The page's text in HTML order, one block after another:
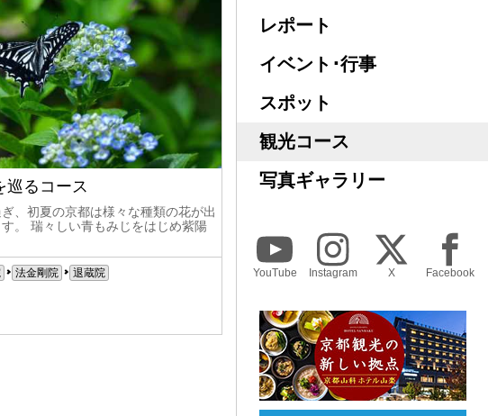
巡るコース
、初夏の京都は様々な種類の花が出
。 瑞々しい青もみじをはじめ紫陽
法金剛院 退蔵院
レポート
イベント･行事
スポット
観光コース
写真ギャラリー
YouTube Instagram X Facebook